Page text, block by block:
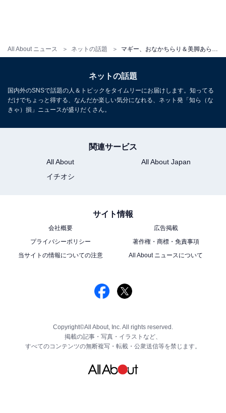
All About ニュース ネットの話題
ネットの話題
国内外のSNSで話題の人＆トピックをタイムリーにお届けします。知ってる
だけでちょっと得する、なんだか楽しい気分になれる、ネット発「知ら（な
きゃ）損」ニュースが盛りだくさん。
関連サービス
All About
All About Japan
イチオシ
サイト情報
会社概要
広告掲載
プライバシーポリシー
著作権・商標・免責事項
当サイトの情報についての注意
All About ニュースについて
Copyright©All About, Inc. All rights reserved.
掲載の記事・写真・イラストなど、
すべてのコンテンツの無断複写・転載・公衆送信等を禁じます。